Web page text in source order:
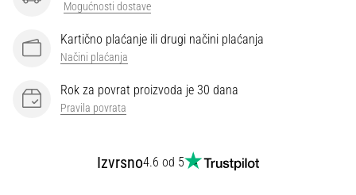
Mogućnosti dostave
Kartično plaćanje ili drugi načini plaćanja
Načini plaćanja
Rok za povrat proizvoda je 30 dana
Pravila povrata
Izvrsno4.6 od 5